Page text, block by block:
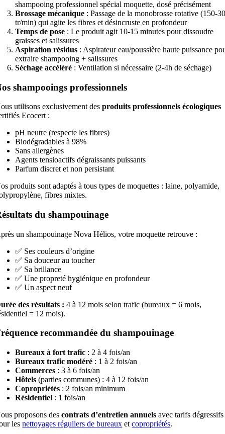
shampooing professionnel spécial moquette, dosé précisément
Brossage mécanique : Passage de la monobrosse rotative (150-
tr/min) qui agite les fibres et désincruste en profondeur
Temps de pose : Le produit agit 10-15 minutes pour dissoudre
graisses et salissures
Aspiration résidus : Aspirateur eau/poussière haute puissance
extraire shampooing + salissures
Séchage accéléré : Ventilation si nécessaire (2-4h de séchage)
shampooings professionnels
utilisons exclusivement desproduits professionnels écologiques
Ecocert :
pH neutre (respecte les fibres)
Biodégradables à 98%
Sans allergènes
Agents tensioactifs dégraissants puissants
Parfum discret et non persistant
produits sont adaptés à tous types de moquettes : laine, polyamide,
fibres mixtes.
du shampouinage
un shampouinage Nova Hélios, votre moquette retrouve :
✅ Ses couleurs d’origine
✅ Sa douceur au toucher
✅ Sa brillance
✅ Une propreté hygiénique en profondeur
✅ Un aspect neuf
des résultats : 4 à 12 mois selon trafic (bureaux = 6 mois,
= 12 mois).
recommandée du shampouinage
Bureaux à fort trafic : 2 à 4 fois/an
Bureaux trafic modéré : 1 à 2 fois/an
Commerces : 3 à 6 fois/an
Hôtels (parties communes) : 4 à 12 fois/an
Copropriétés : 2 fois/an minimum
Résidentiel : 1 fois/an
proposons descontrats d’entretien annuels avec tarifs dégressifs
lesnettoyages réguliers de bureaux etcopropriétés.